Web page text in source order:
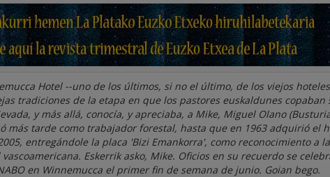
Hotel --uno de los últimos, si no el último, de los viejos
tradiciones de la etapa en que los pastores euskaldunes copaban
y más allá, conocía, y apreciaba, a Mike, Miguel Olano
más tarde como trabajador forestal, hasta que en 1963 adquirió el
entregándole la placa 'Bizi Emankorra', como reconocimiento a
Eskerrik asko, Mike. Oficios en su recuerdo se
en Winnemucca el primer fin de semana de junio. Goian bego.